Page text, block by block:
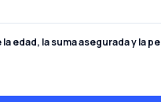
edad, la suma asegurada y la